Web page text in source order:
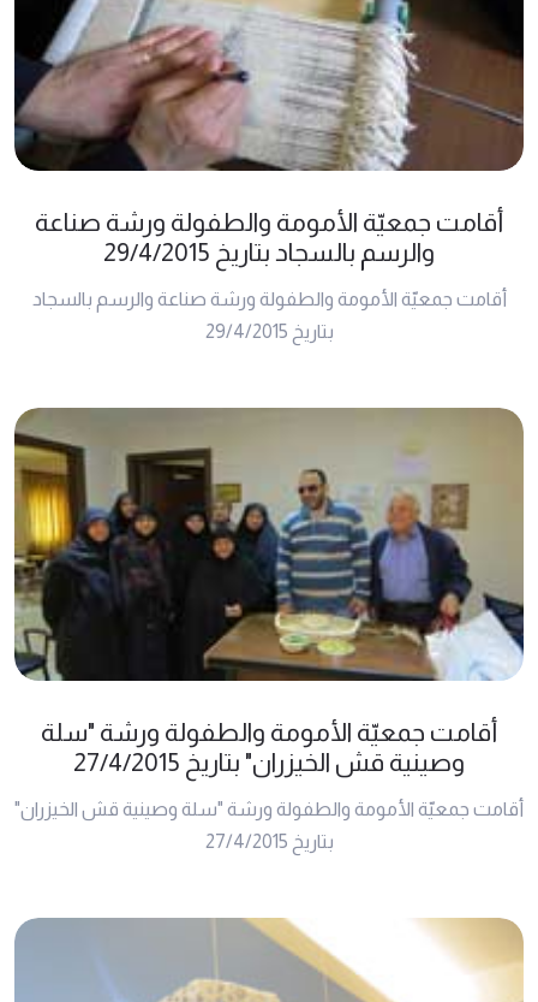
أقامت جمعيّة الأمومة والطفولة ورشة صناعة
والرسم بالسجاد بتاريخ 29/4/2015
أقامت جمعيّة الأمومة والطفولة ورشة صناعة والرسم بالسجاد
بتاريخ 29/4/2015
أقامت جمعيّة الأمومة والطفولة ورشة "سلة
وصينية قش الخيزران" بتاريخ 27/4/2015
أقامت جمعيّة الأمومة والطفولة ورشة "سلة وصينية قش الخيزران"
بتاريخ 27/4/2015